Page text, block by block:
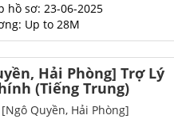
hồ sơ: 23-06-2025
Up to 28M
Hải Phòng] Trợ Lý
(Tiếng Trung)
Quyền, Hải Phòng]